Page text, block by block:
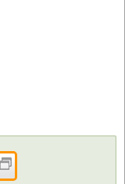
Kindleで購入